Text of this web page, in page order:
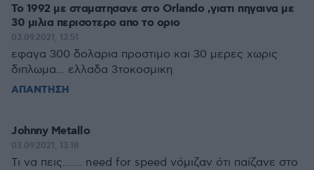
Το 1992 με σταματησανε στο Orlando ,γιατι πηγαινα με
30 μιλια περισοτερο απο το οριο
03.09.2021, 13:51
εφαγα 300 δολαρια προστιμο και 30 μερες χωρις
διπλωμα... ελλαδα 3τοκοσμικη
ΑΠΑΝΤΗΣΗ
Johnny Metallo
03.09.2021, 13:18
Τι να πεις....... need for speed νόμιζαν ότι παίζανε στο